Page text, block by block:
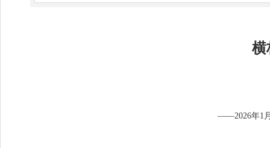
横
——2026年1